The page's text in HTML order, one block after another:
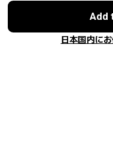
Add
日本国内に